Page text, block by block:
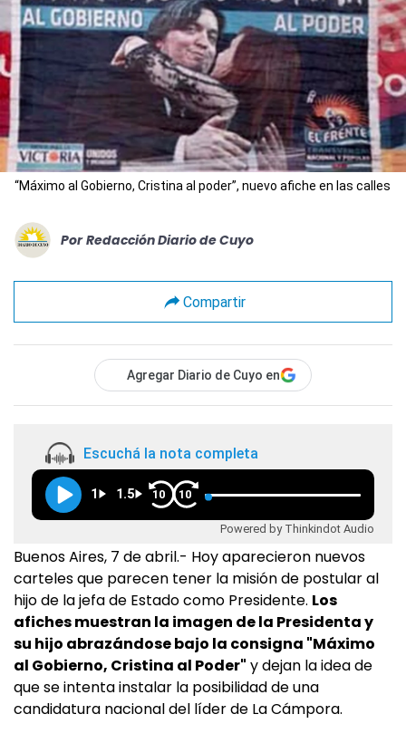
“Máximo al Gobierno, Cristina al poder”, nuevo afiche en las calles
Por Redacción Diario de Cuyo
Compartir
Agregar Diario de Cuyo en
Escuchá la nota completa
1 1.5 10 10
Powered by Thinkindot Audio
Buenos Aires, 7 de abril.- Hoy aparecieron nuevos
carteles que parecen tener la misión de postular al
hijo de la jefa de Estado como Presidente. Los
afiches muestran la imagen de la Presidenta y
su hijo abrazándose bajo la consigna "Máximo
al Gobierno, Cristina al Poder" y dejan la idea de
que se intenta instalar la posibilidad de una
candidatura nacional del líder de La Cámpora.